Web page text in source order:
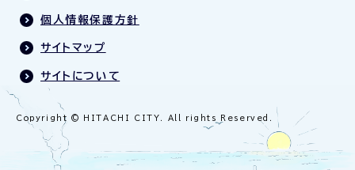
個人情報保護方針
サイトマップ
サイトについて
Copyright © HITACHI CITY. All rights Reserved.